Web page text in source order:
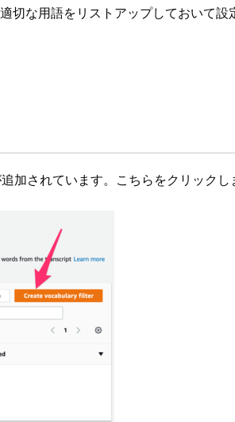
な用語をリストアップしておいて設
されています。こちらをクリックし